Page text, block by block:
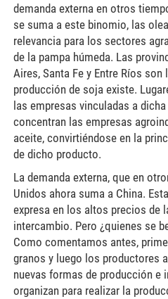
demanda externa en otros
se suma a este binomio, las
relevancia para los sectores
de la pampa húmeda. Las
Aires, Santa Fe y Entre Ríos
producción de soja existe.
las empresas vinculadas a
concentran las empresas
aceite, convirtiéndose en la
de dicho producto.
La demanda externa, que en
Unidos ahora suma a China.
expresa en los altos precios de
intercambio. Pero ¿quienes se
Como comentamos antes,
granos y luego los productores
nuevas formas de producción e
organizan para realizar la